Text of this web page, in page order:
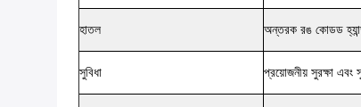
হাতল অন্তরক রঙ কোডড
সুবিধা প্রয়োজনীয় সুরক্ষা এবং